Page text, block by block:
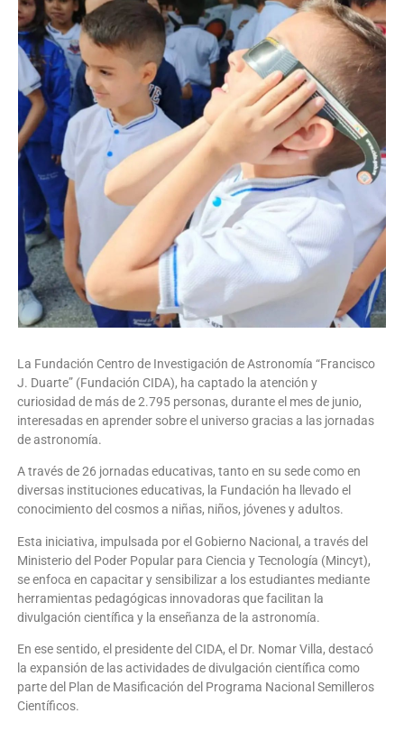
La Fundación Centro de Investigación de Astronomía “Francisco
J. Duarte” (Fundación CIDA), ha captado la atención y
curiosidad de más de 2.795 personas, durante el mes de junio,
interesadas en aprender sobre el universo gracias a las jornadas
de astronomía.
A través de 26 jornadas educativas, tanto en su sede como en
diversas instituciones educativas, la Fundación ha llevado el
conocimiento del cosmos a niñas, niños, jóvenes y adultos.
Esta iniciativa, impulsada por el Gobierno Nacional, a través del
Ministerio del Poder Popular para Ciencia y Tecnología (Mincyt),
se enfoca en capacitar y sensibilizar a los estudiantes mediante
herramientas pedagógicas innovadoras que facilitan la
divulgación científica y la enseñanza de la astronomía.
En ese sentido, el presidente del CIDA, el Dr. Nomar Villa, destacó
la expansión de las actividades de divulgación científica como
parte del Plan de Masificación del Programa Nacional Semilleros
Científicos.